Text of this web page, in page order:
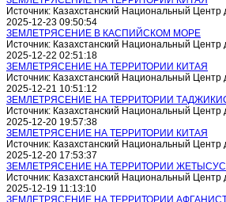
Источник: Казахстанский Национальный Центр
2025-12-23 09:50:54
ЗЕМЛЕТРЯСЕНИЕ В КАСПИЙСКОМ МОРЕ
Источник: Казахстанский Национальный Центр
2025-12-22 02:51:18
ЗЕМЛЕТРЯСЕНИЕ НА ТЕРРИТОРИИ КИТАЯ
Источник: Казахстанский Национальный Центр
2025-12-21 10:51:12
ЗЕМЛЕТРЯСЕНИЕ НА ТЕРРИТОРИИ
Источник: Казахстанский Национальный Центр
2025-12-20 19:57:38
ЗЕМЛЕТРЯСЕНИЕ НА ТЕРРИТОРИИ КИТАЯ
Источник: Казахстанский Национальный Центр
2025-12-20 17:53:37
ЗЕМЛЕТРЯСЕНИЕ НА ТЕРРИТОРИИ
Источник: Казахстанский Национальный Центр
2025-12-19 11:13:10
ЗЕМЛЕТРЯСЕНИЕ НА ТЕРРИТОРИИ